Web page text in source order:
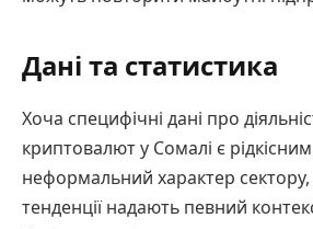
Дані та статистика
Хоча специфічні дані про
криптовалют у Сомалі є
неформальний характер сектору,
тенденції надають певний